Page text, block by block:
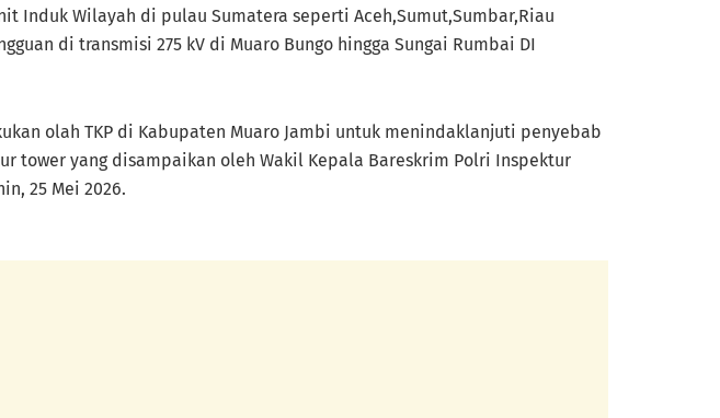
Wilayah di pulau Sumatera seperti Aceh,Sumut,Sumbar,Riau
di transmisi 275 kV di Muaro Bungo hingga Sungai Rumbai DI
olah TKP di Kabupaten Muaro Jambi untuk menindaklanjuti penyebab
tower yang disampaikan oleh Wakil Kepala Bareskrim Polri Inspektur
25 Mei 2026.